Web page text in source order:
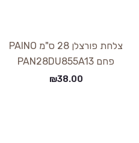
צלחת פורצלן 28 ס"מ PAINO
פחם PAN28DU855A13
₪38.00